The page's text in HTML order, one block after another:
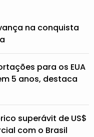
na conquista
para os EUA
5 anos, destaca
superávit de US$
com o Brasil